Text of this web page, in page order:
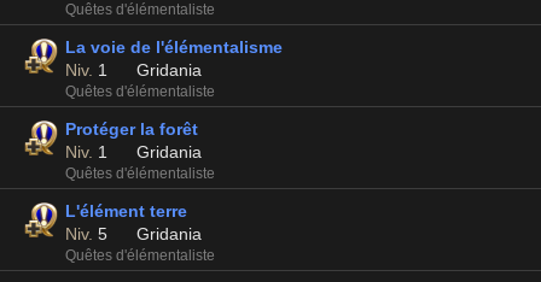
Quêtes d'élémentaliste
La voie de l'élémentalisme
Niv. 1 Gridania
Quêtes d'élémentaliste
Protéger la forêt
Niv. 1 Gridania
Quêtes d'élémentaliste
L'élément terre
Niv. 5 Gridania
Quêtes d'élémentaliste